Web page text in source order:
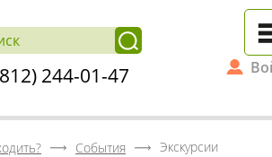
244-01-47
События Экскурсии